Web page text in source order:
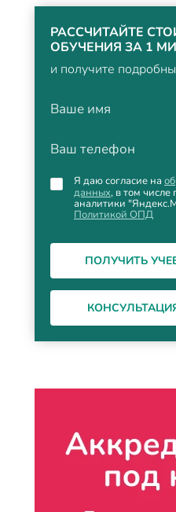
РАССЧИТАЙТЕ
ОБУЧЕНИЯ ЗА 1
и получите
Ваше имя
Ваш телефон
Я даю согласие на
данных, в том
аналитики
Политикой ОПД
ПОЛУЧИТЬ